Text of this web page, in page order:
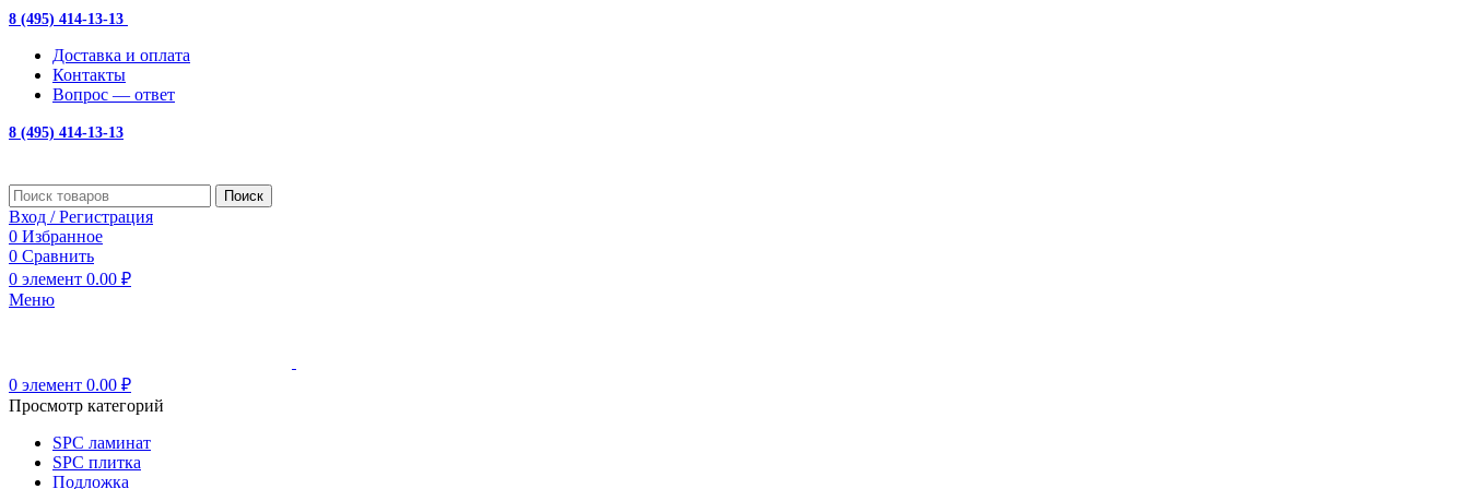
8 (495) 414-13-13
Доставка и оплата
Контакты
Вопрос — ответ
8 (495) 414-13-13
Поиск
Вход / Регистрация
0 Избранное
0 Сравнить
0 элемент 0.00 ₽
Меню
0 элемент 0.00 ₽
Просмотр категорий
SPC ламинат
SPC плитка
Подложка